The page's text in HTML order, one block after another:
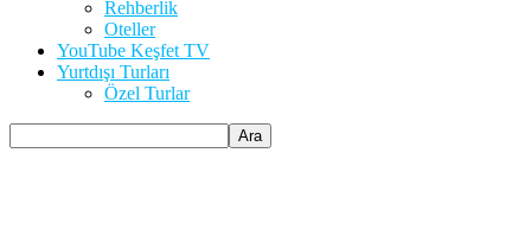
Rehberlik
Oteller
YouTube Keşfet TV
Yurtdışı Turları
Özel Turlar